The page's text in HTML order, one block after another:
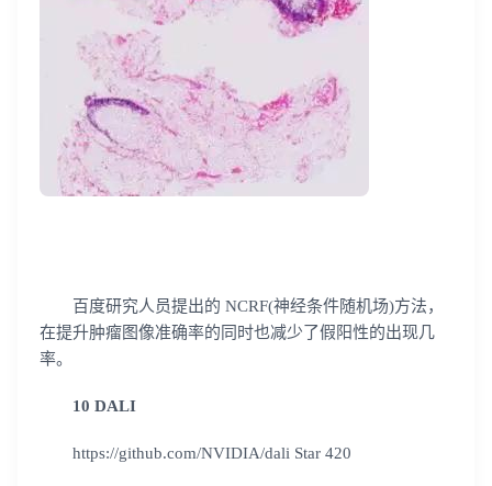
百度研究人员提出的 NCRF(神经条件随机场)方法，
在提升肿瘤图像准确率的同时也减少了假阳性的出现几
率。
10 DALI
https://github.com/NVIDIA/dali Star 420